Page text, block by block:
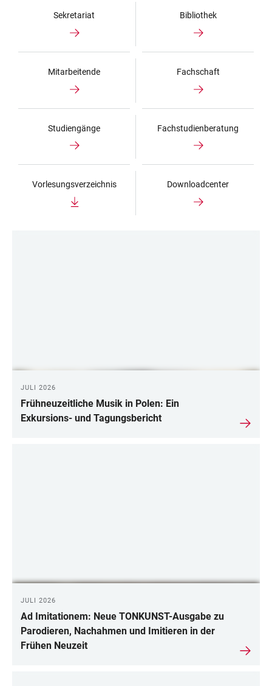
Sekretariat Bibliothek
Mitarbeitende Fachschaft
Studiengänge Fachstudienberatung
Vorlesungsverzeichnis Downloadcenter
JULI 2026
Frühneuzeitliche Musik in Polen: Ein
Exkursions- und Tagungsbericht
JULI 2026
Ad Imitationem: Neue TONKUNST-Ausgabe zu
Parodieren, Nachahmen und Imitieren in der
Frühen Neuzeit